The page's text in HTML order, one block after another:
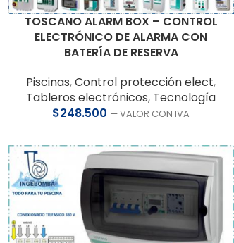
TOSCANO ALARM BOX – CONTROL
ELECTRÓNICO DE ALARMA CON
BATERÍA DE RESERVA
Piscinas,Control protección elect,
Tableros electrónicos, Tecnología
$248.500 — VALOR CON IVA